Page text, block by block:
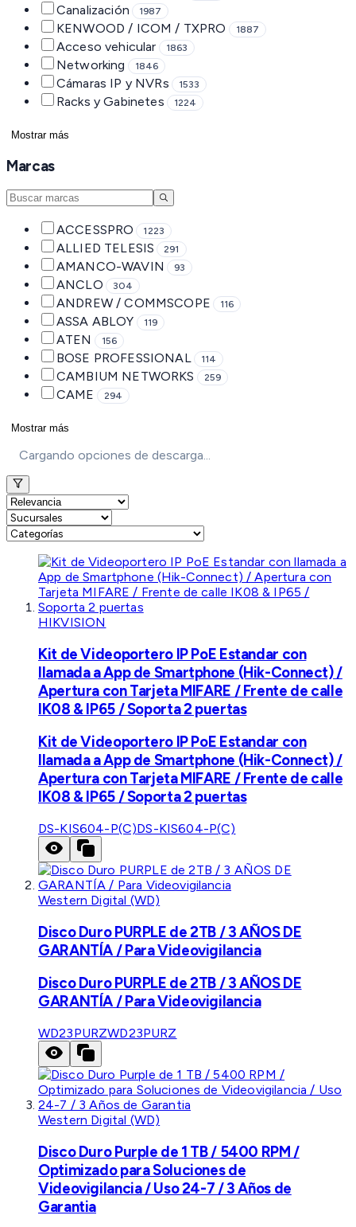
Canalización 1987
KENWOOD / ICOM / TXPRO 1887
Acceso vehicular 1863
Networking 1846
Cámaras IP y NVRs 1533
Racks y Gabinetes 1224
Mostrar más
Marcas
ACCESSPRO 1223
ALLIED TELESIS 291
AMANCO-WAVIN 93
ANCLO 304
ANDREW / COMMSCOPE 116
ASSA ABLOY 119
ATEN 156
BOSE PROFESSIONAL 114
CAMBIUM NETWORKS 259
CAME 294
Mostrar más
Cargando opciones de descarga...
HIKVISION
Kit de Videoportero IP PoE Estandar con
llamada a App de Smartphone (Hik-Connect) /
Apertura con Tarjeta MIFARE / Frente de calle
IK08 & IP65 / Soporta 2 puertas
Kit de Videoportero IP PoE Estandar con
llamada a App de Smartphone (Hik-Connect) /
Apertura con Tarjeta MIFARE / Frente de calle
IK08 & IP65 / Soporta 2 puertas
DS-KIS604-P(C)DS-KIS604-P(C)
Western Digital (WD)
Disco Duro PURPLE de 2TB / 3 AÑOS DE
GARANTÍA / Para Videovigilancia
Disco Duro PURPLE de 2TB / 3 AÑOS DE
GARANTÍA / Para Videovigilancia
WD23PURZWD23PURZ
Western Digital (WD)
Disco Duro Purple de 1 TB / 5400 RPM /
Optimizado para Soluciones de
Videovigilancia / Uso 24-7 / 3 Años de
Garantia